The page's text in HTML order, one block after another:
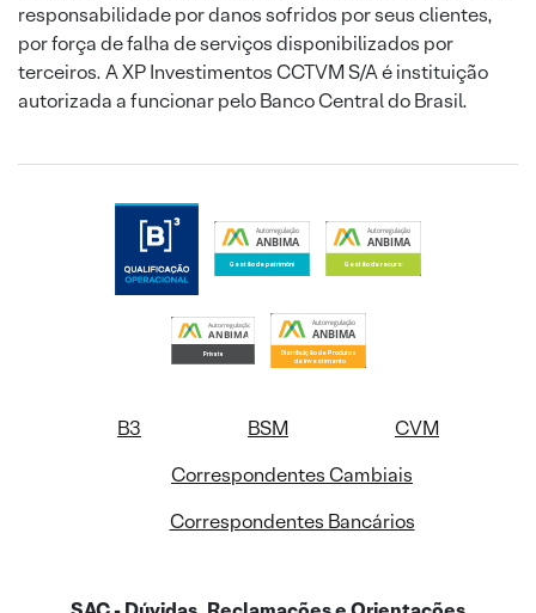
responsabilidade por danos sofridos por seus clientes,
por força de falha de serviços disponibilizados por
terceiros. A XP Investimentos CCTVM S/A é instituição
autorizada a funcionar pelo Banco Central do Brasil.
B3 BSM
CVM
Correspondentes Cambiais
Correspondentes Bancários